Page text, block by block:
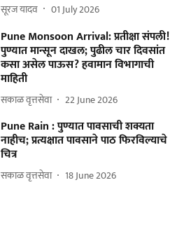
सूरज यादव 01 July 2026
Pune Monsoon Arrival: प्रतीक्षा संपली!
पुण्यात मान्सून दाखल; पुढील चार दिवसांत
कसा असेल पाऊस? हवामान विभागाची
माहिती
सकाळ वृत्तसेवा 22 June 2026
Pune Rain : पुण्यात पावसाची शक्यता
नाहीच; प्रत्यक्षात पावसाने पाठ फिरविल्याचे
चित्र
सकाळ वृत्तसेवा 18 June 2026